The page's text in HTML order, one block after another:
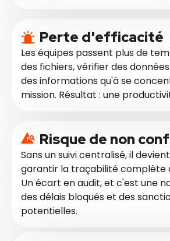
Perte d'efficacité
Les équipes passent plus de
des fichiers, vérifier des
des informations qu'à se
mission. Résultat : une
Risque de non
Sans un suivi centralisé, il
garantir la traçabilité complète
Un écart en audit, et c'est une
des délais bloqués et des
potentielles.